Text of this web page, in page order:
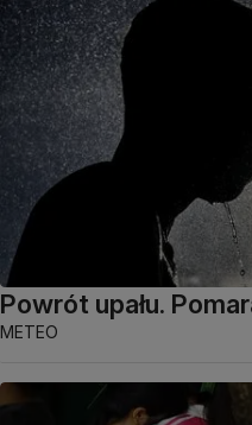
Powrót upału.
METEO